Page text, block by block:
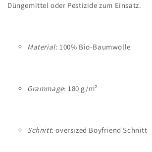
Düngemittel oder Pestizide zum Einsatz.
Material: 100% Bio-Baumwolle
Grammage: 180 g/m²
Schnitt: oversized Boyfriend Schnitt